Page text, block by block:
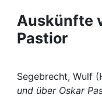
Projects
People
Institutions
Auskünfte
Pastior
Segebrecht, Wulf
und über Oskar